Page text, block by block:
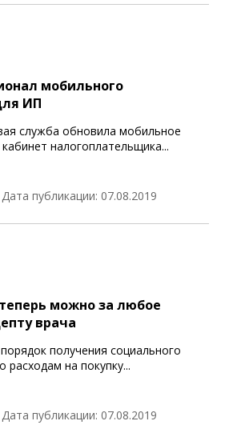
мобильного
ИП
служба обновила мобильное
налогоплательщика...
Дата публикации: 07.08.2019
можно за любое
врача
получения социального
расходам на покупку...
Дата публикации: 07.08.2019